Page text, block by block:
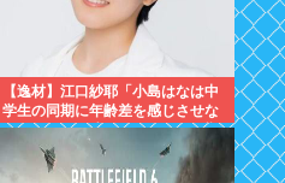
【逸材】江口紗耶「小島はなは中
学生の同期に年齢差を感じさせな
いように気を遣っているが、同期
2人は気づ